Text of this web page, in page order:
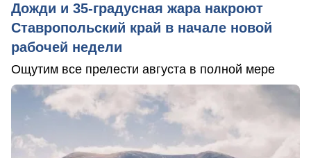
Дожди и 35-градусная жара накроют
Ставропольский край в начале новой
рабочей недели
Ощутим все прелести августа в полной мере